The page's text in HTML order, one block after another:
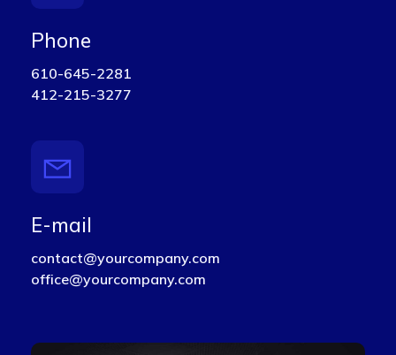
Phone
610-645-2281
412-215-3277
E-mail
contact@yourcompany.com
office@yourcompany.com